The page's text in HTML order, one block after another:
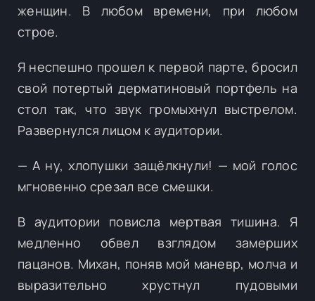
женщин. В любом времени, при любом
строе.
Я неспешно прошел к первой парте, бросил
свой потертый дерматиновый портфель на
стол так, что звук громыхнул выстрелом.
Развернулся лицом к аудитории.
— А ну, хлопушки защёлкнули! — мой голос
мгновенно срезал все смешки.
В аудитории повисла мертвая тишина. Я
медленно обвел взглядом замерших
пацанов. Михан, поняв мой маневр, молча и
выразительно хрустнул пудовыми